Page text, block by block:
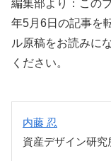
編集部より：この
年5月6日の記事を
ル原稿をお読みに
ください。
内藤 忍
資産デザイン研究